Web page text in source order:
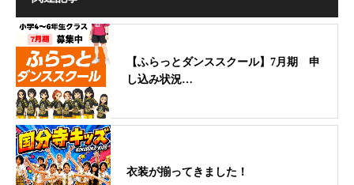
【ふらっとダンススクール】7月期 申
し込み状況…
衣装が揃ってきました！